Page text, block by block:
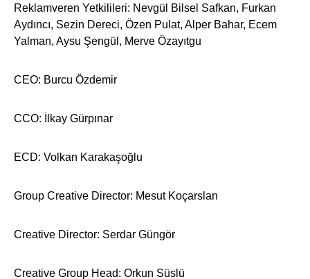
Reklamveren Yetkilileri: Nevgül Bilsel Safkan, Furkan
Aydıncı, Sezin Dereci, Özen Pulat, Alper Bahar, Ecem
Yalman, Aysu Şengül, Merve Özayıtgu
CEO: Burcu Özdemir
CCO: İlkay Gürpınar
ECD: Volkan Karakaşoğlu
Group Creative Director: Mesut Koçarslan
Creative Director: Serdar Güngör
Creative Group Head: Orkun Süslü